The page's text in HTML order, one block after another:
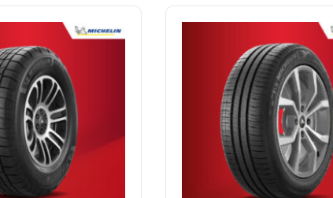
những dữ liệu chính xác về bề rộng, độ cao của bánh,
nghiệp ô tô nhờ những sự vượt trội giúp giảm thiểu nguy cơ
đảm bảo sự tương thích tiếp xúc rộng giữa lốp và mặt
đem lại tính cân bằng giữa độ êm ái và khả năng xử lý, phù
xuất cho mâm xe kích thước lớn, sản phẩm không chỉ